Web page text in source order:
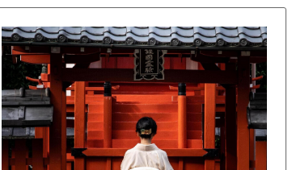
DECOUVRIR CE CIRCUIT